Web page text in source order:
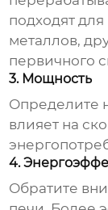
подходят
металлов,
первичного
3. Мощность
Определите
влияет на
4.
Обратите